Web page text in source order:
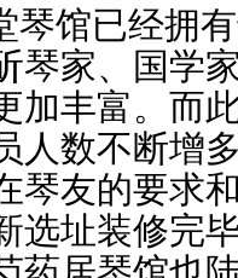
馆已经拥有
琴家、国学
加丰富。而
人数不断增
琴友的要求
选址装修完